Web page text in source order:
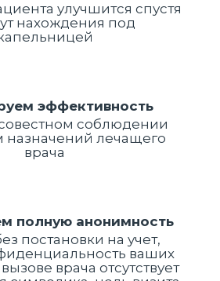
улучшится спустя
нахождения под
эффективность
соблюдении
назначений лечащего
врача
полную анонимность
постановки на учет,
ваших
врача отсутствует